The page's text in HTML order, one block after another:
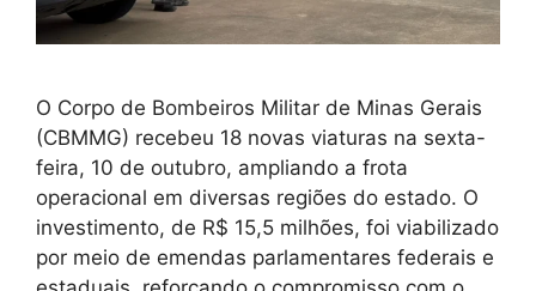
O Corpo de Bombeiros Militar de Minas Gerais
(CBMMG) recebeu 18 novas viaturas na sexta-
feira, 10 de outubro, ampliando a frota
operacional em diversas regiões do estado. O
investimento, de R$ 15,5 milhões, foi viabilizado
por meio de emendas parlamentares federais e